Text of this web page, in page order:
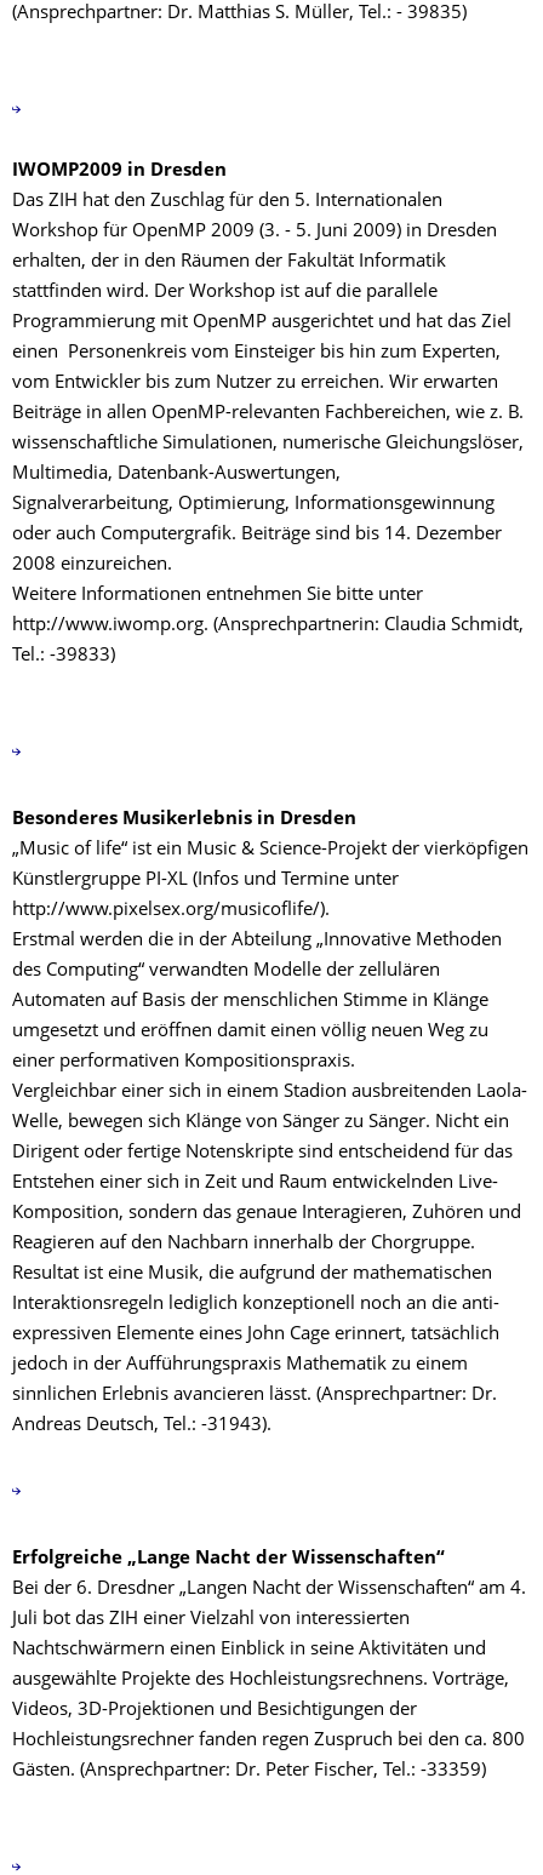
(Ansprechpartner: Dr. Matthias S. Müller, Tel.: - 39835)
IWOMP2009 in Dresden
Das ZIH hat den Zuschlag für den 5. Internationalen
Workshop für OpenMP 2009 (3. - 5. Juni 2009) in Dresden
erhalten, der in den Räumen der Fakultät Informatik
stattfinden wird. Der Workshop ist auf die parallele
Programmierung mit OpenMP ausgerichtet und hat das Ziel
einen Personenkreis vom Einsteiger bis hin zum Experten,
vom Entwickler bis zum Nutzer zu erreichen. Wir erwarten
Beiträge in allen OpenMP-relevanten Fachbereichen, wie z. B.
wissenschaftliche Simulationen, numerische Gleichungslöser,
Multimedia, Datenbank-Auswertungen,
Signalverarbeitung, Optimierung, Informationsgewinnung
oder auch Computergrafik. Beiträge sind bis 14. Dezember
2008 einzureichen.
Weitere Informationen entnehmen Sie bitte unter
http://www.iwomp.org. (Ansprechpartnerin: Claudia Schmidt,
Tel.: -39833)
Besonderes Musikerlebnis in Dresden
„Music of life“ ist ein Music & Science-Projekt der vierköpfigen
Künstlergruppe PI-XL (Infos und Termine unter
http://www.pixelsex.org/musicoflife/).
Erstmal werden die in der Abteilung „Innovative Methoden
des Computing“ verwandten Modelle der zellulären
Automaten auf Basis der menschlichen Stimme in Klänge
umgesetzt und eröffnen damit einen völlig neuen Weg zu
einer performativen Kompositionspraxis.
Vergleichbar einer sich in einem Stadion ausbreitenden Laola-
Welle, bewegen sich Klänge von Sänger zu Sänger. Nicht ein
Dirigent oder fertige Notenskripte sind entscheidend für das
Entstehen einer sich in Zeit und Raum entwickelnden Live-
Komposition, sondern das genaue Interagieren, Zuhören und
Reagieren auf den Nachbarn innerhalb der Chorgruppe.
Resultat ist eine Musik, die aufgrund der mathematischen
Interaktionsregeln lediglich konzeptionell noch an die anti-
expressiven Elemente eines John Cage erinnert, tatsächlich
jedoch in der Aufführungspraxis Mathematik zu einem
sinnlichen Erlebnis avancieren lässt. (Ansprechpartner: Dr.
Andreas Deutsch, Tel.: -31943).
Erfolgreiche „Lange Nacht der Wissenschaften“
Bei der 6. Dresdner „Langen Nacht der Wissenschaften“ am 4.
Juli bot das ZIH einer Vielzahl von interessierten
Nachtschwärmern einen Einblick in seine Aktivitäten und
ausgewählte Projekte des Hochleistungsrechnens. Vorträge,
Videos, 3D-Projektionen und Besichtigungen der
Hochleistungsrechner fanden regen Zuspruch bei den ca. 800
Gästen. (Ansprechpartner: Dr. Peter Fischer, Tel.: -33359)